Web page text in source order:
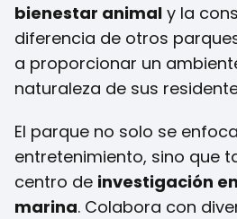
bienestar animal y la
diferencia de otros
a proporcionar un
naturaleza de sus
El parque no solo se
entretenimiento, sino que
centro de investigación
marina. Colabora con